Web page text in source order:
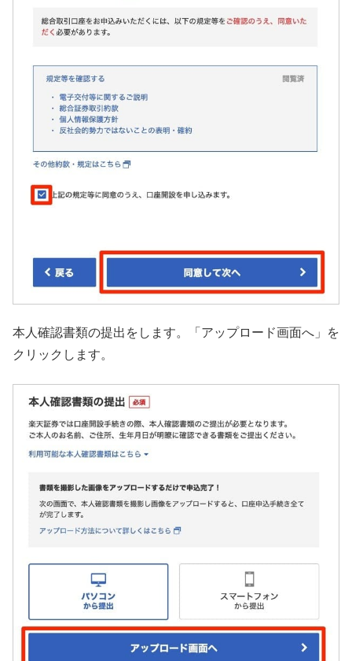
本人確認書類の提出をします。「アップロード画面へ」を
クリックします。